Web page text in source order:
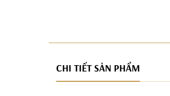
CHI TIẾT SẢN PHẨM